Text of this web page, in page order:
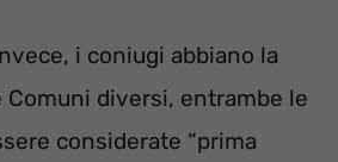
i coniugi abbiano la
Comuni diversi, entrambe le
considerate “prima